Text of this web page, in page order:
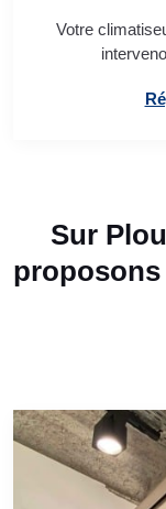
Votre
Sur
proposons